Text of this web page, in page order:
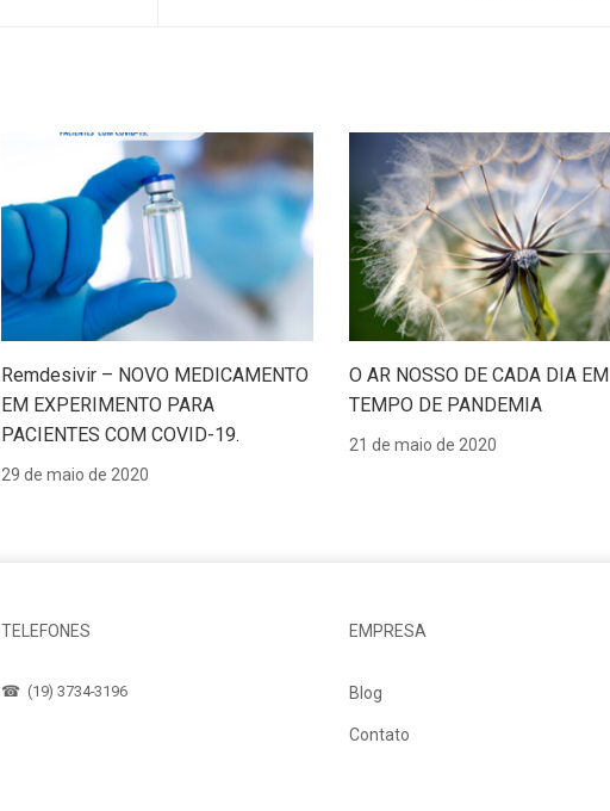
Remdesivir – NOVO MEDICAMENTO
EM EXPERIMENTO PARA
PACIENTES COM COVID-19.
29 de maio de 2020
O AR NOSSO DE CADA DIA EM
TEMPO DE PANDEMIA
21 de maio de 2020
TELEFONES
☎ (19) 3734-3196
EMPRESA
Blog
Contato